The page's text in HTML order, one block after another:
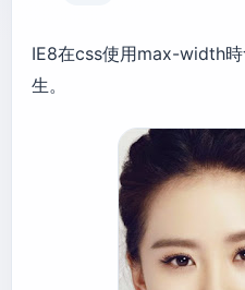
IE8在css使用max-width
生。